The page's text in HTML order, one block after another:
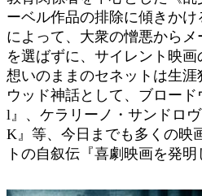
ーベル作品の排除に傾きか
によって、大衆の憎悪から
を選ばずに、サイレント映
想いのままのセネットは生
ウッド神話として、ブロー
l』、ケラリーノ・サンドロ
K』等、今日までも多くの映
トの自叙伝『喜劇映画を発